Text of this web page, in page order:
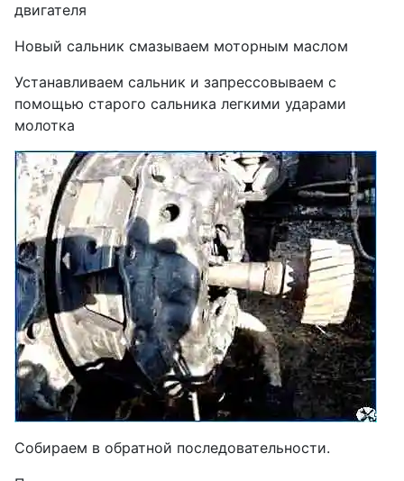
двигателя
Новый сальник смазываем моторным маслом
Устанавливаем сальник и запрессовываем с
помощью старого сальника легкими ударами
молотка
Собираем в обратной последовательности.